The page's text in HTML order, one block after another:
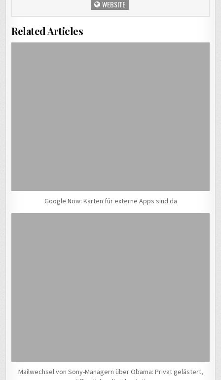
WEBSITE
Related Articles
Google Now: Karten für externe Apps sind da
Mailwechsel von Sony-Managern über Obama: Privat gelästert,